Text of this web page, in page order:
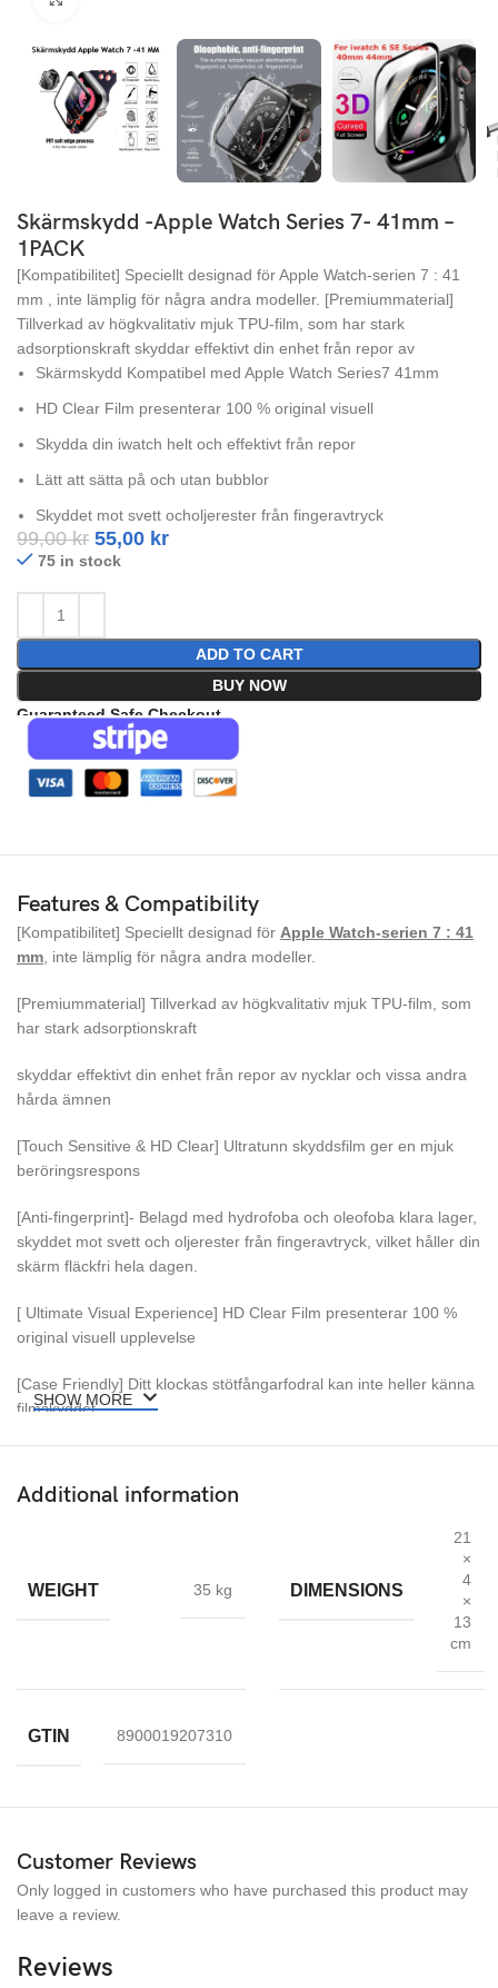
Skärmskydd -Apple Watch Series 7- 41mm –
1PACK
[Kompatibilitet] Speciellt designad för Apple Watch-serien 7 : 41
mm , inte lämplig för några andra modeller. [Premiummaterial]
Tillverkad av högkvalitativ mjuk TPU-film, som har stark
adsorptionskraft skyddar effektivt din enhet från repor av
Skärmskydd Kompatibel med Apple Watch Series7 41mm
HD Clear Film presenterar 100 % original visuell
Skydda din iwatch helt och effektivt från repor
Lätt att sätta på och utan bubblor
Skyddet mot svett ocholjerester från fingeravtryck
99,00kr 55,00 kr
75 in stock
ADD TO CART
BUY NOW
Guaranteed Safe Checkout
Features & Compatibility
[Kompatibilitet] Speciellt designad för Apple Watch-serien 7 : 41
mm , inte lämplig för några andra modeller.
[Premiummaterial] Tillverkad av högkvalitativ mjuk TPU-film, som
har stark adsorptionskraft
skyddar effektivt din enhet från repor av nycklar och vissa andra
hårda ämnen
[Touch Sensitive & HD Clear] Ultratunn skyddsfilm ger en mjuk
beröringsrespons
[Anti-fingerprint]- Belagd med hydrofoba och oleofoba klara lager,
skyddet mot svett och oljerester från fingeravtryck, vilket håller din
skärm fläckfri hela dagen.
[ Ultimate Visual Experience] HD Clear Film presenterar 100 %
original visuell upplevelse
[Case Friendly] Ditt klockas stötfångarfodral kan inte heller känna
filmskyddet.
1 x skärmskydd i härdat glas
Snabb leverans och Levereras i ett skyddande bubbelkuvert –
med FSC-godkänt papper
HD Clear Film presenterar 100 % original visuell
Skyddet mot svett ocholjerester från fingeravtryck
SHOW MORE
Additional information
WEIGHT 35 kg DIMENSIONS
21
×
4
×
13
cm
GTIN 8900019207310
Customer Reviews
Reviews
Only logged in customers who have purchased this product may
leave a review.